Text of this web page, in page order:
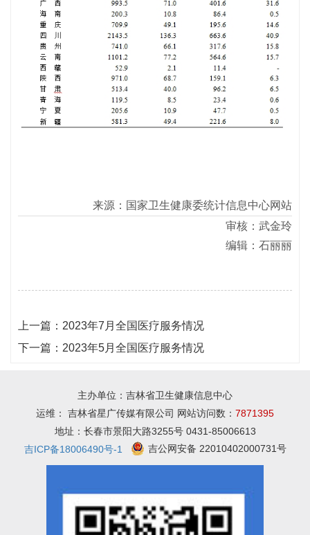
来源：国家卫生健康委统计信息中心网站
审核：武金玲
编辑：石丽丽
上一篇： 2023年7月全国医疗服务情况
下一篇： 2023年5月全国医疗服务情况
主办单位：吉林省卫生健康信息中心
运维： 吉林省星广传媒有限公司 网站访问数： 7871395
地址：长春市景阳大路3255号 0431-85006613
吉ICP备18006490号-1
吉公网安备 22010402000731号